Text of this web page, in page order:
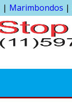
| Marimbondos |